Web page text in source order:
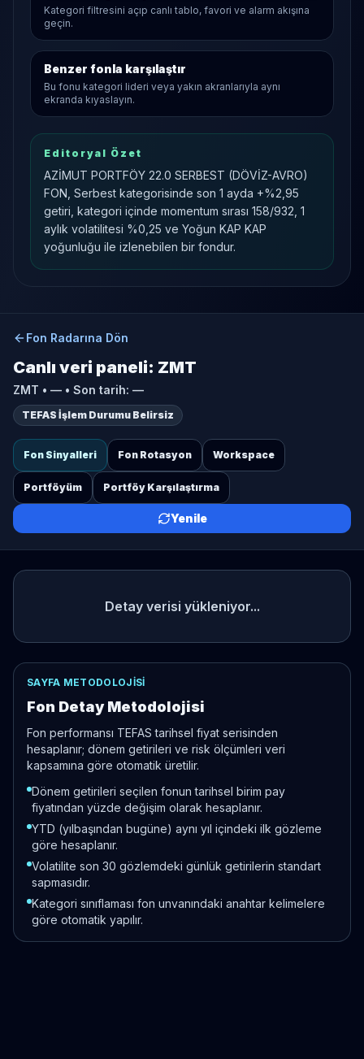
Kategori filtresini açıp canlı tablo, favori ve alarm akışına
geçin.
Benzer fonla karşılaştır
Bu fonu kategori lideri veya yakın akranlarıyla aynı
ekranda kıyaslayın.
Editoryal Özet
AZİMUT PORTFÖY 22.0 SERBEST (DÖVİZ-AVRO)
FON, Serbest kategorisinde son 1 ayda +%2,95
getiri, kategori içinde momentum sırası 158/932, 1
aylık volatilitesi %0,25 ve Yoğun KAP KAP
yoğunluğu ile izlenebilen bir fondur.
Fon Radarına Dön
Canlı veri paneli: ZMT
ZMT • — • Son tarih: —
TEFAS İşlem Durumu Belirsiz
Fon Sinyalleri Fon Rotasyon Workspace
Portföyüm Portföy Karşılaştırma
Yenile
Detay verisi yükleniyor...
SAYFA METODOLOJISI
Fon Detay Metodolojisi
Fon performansı TEFAS tarihsel fiyat serisinden
hesaplanır; dönem getirileri ve risk ölçümleri veri
kapsamına göre otomatik üretilir.
Dönem getirileri seçilen fonun tarihsel birim pay
fiyatından yüzde değişim olarak hesaplanır.
YTD (yılbaşından bugüne) aynı yıl içindeki ilk gözleme
göre hesaplanır.
Volatilite son 30 gözlemdeki günlük getirilerin standart
sapmasıdır.
Kategori sınıflaması fon unvanındaki anahtar kelimelere
göre otomatik yapılır.